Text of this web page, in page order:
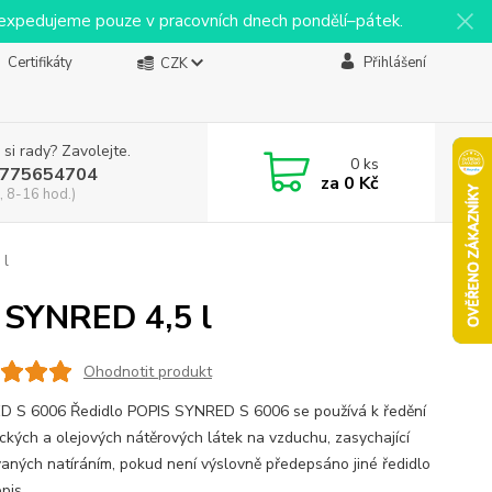
pouze v pracovních dnech pondělí–pátek.
Certifikáty CZK Přihlášení
rady? Zavolejte.
8-16 hod.)
0ks
za 0 Kč
l
4,5 l
Ohodnotit produkt
S 6006 Ředidlo POPIS SYNRED S 6006 se používá k ředění
a olejových nátěrových látek na vzduchu, zasychající
natíráním, pokud není výslovně předepsáno jiné ředidlo